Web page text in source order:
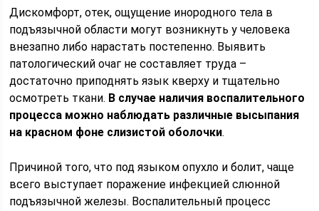
Дискомфорт, отек, ощущение инородного тела в
подъязычной области могут возникнуть у человека
внезапно либо нарастать постепенно. Выявить
патологический очаг не составляет труда –
достаточно приподнять язык кверху и тщательно
осмотреть ткани. В случае наличия воспалительного
процесса можно наблюдать различные высыпания
на красном фоне слизистой оболочки.
Причиной того, что под языком опухло и болит, чаще
всего выступает поражение инфекцией слюнной
подъязычной железы. Воспалительный процесс